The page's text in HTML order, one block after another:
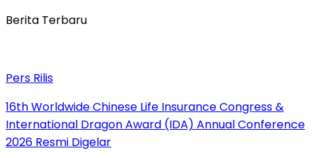
Berita Terbaru
Pers Rilis
16th Worldwide Chinese Life Insurance Congress &
International Dragon Award (IDA) Annual Conference
2026 Resmi Digelar